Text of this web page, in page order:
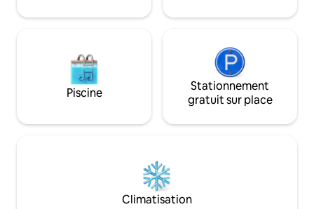
dispose de 2 chambres doubles avec
grande douche en maçonnerie. Au rez-
de-chaussée, un salon confortable et
spacieux avec cheminée et une
kitchenette avec cuisinière à gaz, un
grange a des plafonds avec des poutres
l'ombre d'un noyer, vous pourrez vous
détendre sur un hamac ou griller votre
repas (y compris un authentique steak
local Fiorentina :-) sur le barbecue en
Piscine
Stationnement
gratuit sur place
Climatisation